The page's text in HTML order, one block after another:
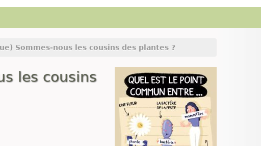
Sommes-nous les cousins des plantes ?
les cousins